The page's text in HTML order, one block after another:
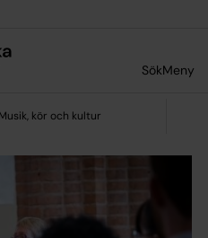
SökMeny
Musik, kör och kultur